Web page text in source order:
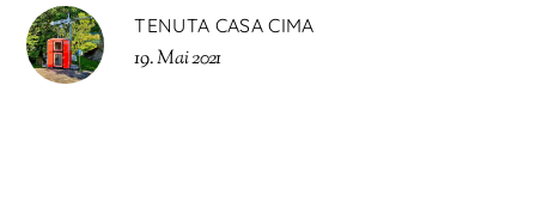
TENUTA CASA CIMA
19. Mai 2021